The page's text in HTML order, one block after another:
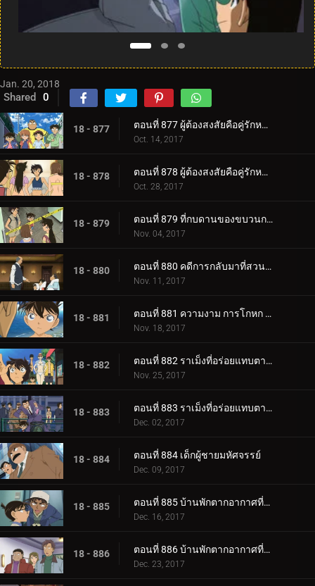
Jan. 20, 2018
Shared 0
18 - 877 ตอนที่ 877 ผู้ต้องสงสัยคือคู่รักหวานแหว๋ว (ตอนแรก)
Oct. 14, 2017
18 - 878 ตอนที่ 878 ผู้ต้องสงสัยคือคู่รักหวานแหว๋ว (ตอนจบ)
Oct. 28, 2017
18 - 879 ตอนที่ 879 ที่กบดานของขบวนการนักสืบเยาวชน
Nov. 04, 2017
18 - 880 ตอนที่ 880 คดีการกลับมาที่สวนสาธารณะน้ำขึ้นน้ำลง
Nov. 11, 2017
18 - 881 ตอนที่ 881 ความงาม การโกหก และ ความลับ
Nov. 18, 2017
18 - 882 ตอนที่ 882 ราเม็งที่อร่อยแทบตาย 2 (ตอนแรก)
Nov. 25, 2017
18 - 883 ตอนที่ 883 ราเม็งที่อร่อยแทบตาย 2 (ตอนจบ)
Dec. 02, 2017
18 - 884 ตอนที่ 884 เด็กผู้ชายมหัศจรรย์
Dec. 09, 2017
18 - 885 ตอนที่ 885 บ้านพักตากอากาศที่ล้อมรอบด้วยซอมบี้ (ตอนแรก)
Dec. 16, 2017
18 - 886 ตอนที่ 886 บ้านพักตากอากาศที่ล้อมรอบด้วยซอมบี้ (ตอนกลาง)
Dec. 23, 2017